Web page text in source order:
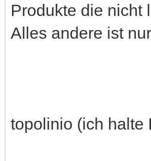
Produkte die nicht
Alles andere ist
topolinio (ich halte